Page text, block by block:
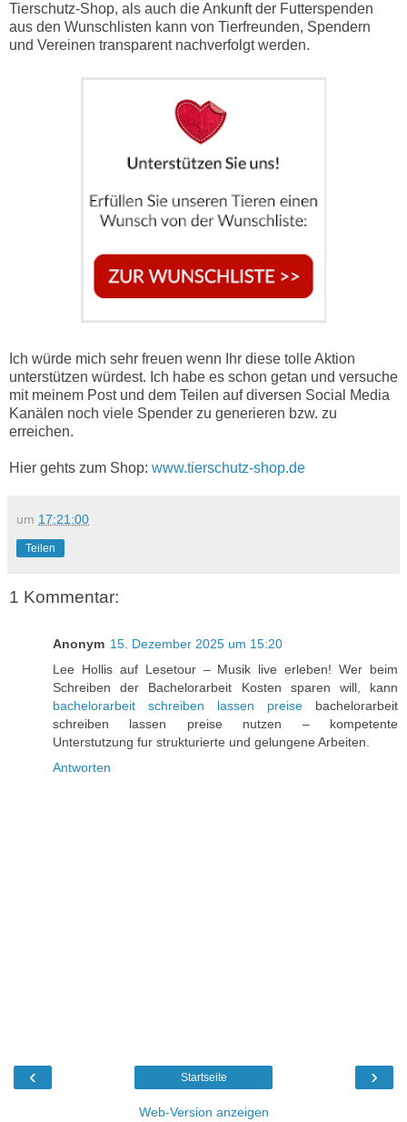
Tierschutz-Shop, als auch die Ankunft der Futterspenden
aus den Wunschlisten kann von Tierfreunden, Spendern
und Vereinen transparent nachverfolgt werden.
Ich würde mich sehr freuen wenn Ihr diese tolle Aktion
unterstützen würdest. Ich habe es schon getan und versuche
mit meinem Post und dem Teilen auf diversen Social Media
Kanälen noch viele Spender zu generieren bzw. zu
erreichen.
Hier gehts zum Shop: www.tierschutz-shop.de
um 17:21:00
Teilen
1 Kommentar:
Anonym 15. Dezember 2025 um 15:20
Lee Hollis auf Lesetour – Musik live erleben! Wer beim
Schreiben der Bachelorarbeit Kosten sparen will, kann
bachelorarbeit schreiben lassen preise bachelorarbeit
schreiben lassen preise nutzen – kompetente
Unterstutzung fur strukturierte und gelungene Arbeiten.
Antworten
‹ ›
Startseite
Web-Version anzeigen